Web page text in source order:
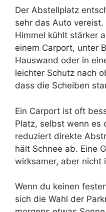
Der Abstellplatz
sehr das Auto
Himmel kühlt stärker
einem Carport, unter
Hauswand oder in
leichter Schutz nach
dass die Scheiben
Ein Carport ist oft
Platz, selbst wenn es
reduziert direkte
hält Schnee ab. Eine
wirksamer, aber nicht
Wenn du keinen
sich die Wahl der